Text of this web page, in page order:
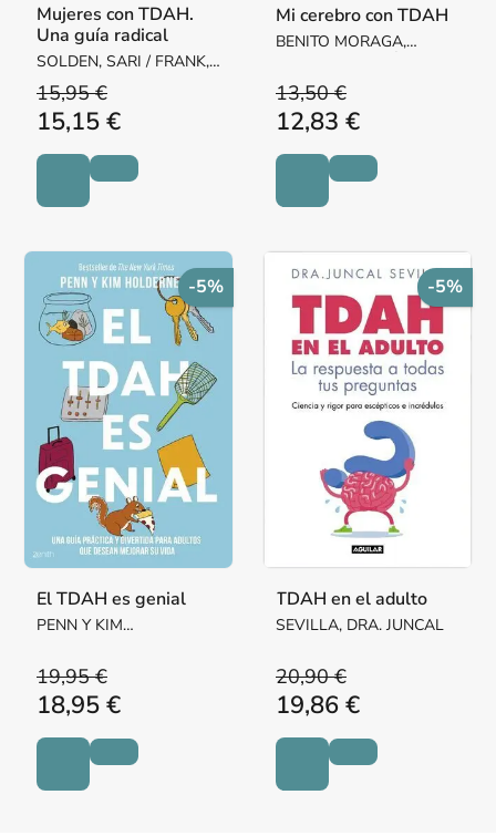
Mujeres con TDAH.
Una guía radical
SOLDEN, SARI / FRANK,
DRA. MICHELLE
15,95 €
15,15 €
Mi cerebro con TDAH
BENITO MORAGA,
BARRACHINA, AROA
13,50 €
12,83 €
-5%
El TDAH es genial
PENN Y KIM
19,95 €
18,95 €
-5%
TDAH en el adulto
SEVILLA, DRA. JUNCAL
20,90 €
19,86 €